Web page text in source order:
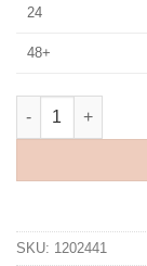
24
48+
SKU: 1202441